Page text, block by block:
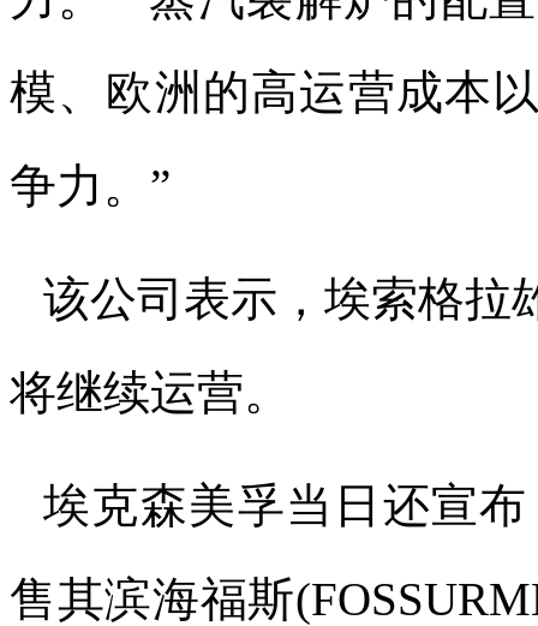
模、欧洲的高运营成本
争力。 ”
该公司表示，埃索格拉
将继续运营。
埃克森美孚当日还宣
售其滨海福斯